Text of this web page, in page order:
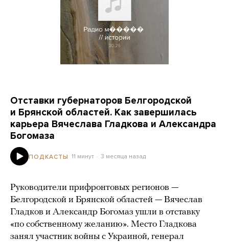
Отставки губернаторов Белгородской
и Брянской областей. Как завершилась
карьера Вячеслава Гладкова и Александра
Богомаза
ПОДКАСТЫ 11 минут 3 месяца назад
Руководители прифронтовых регионов —
Белгородской и Брянской областей — Вячеслав
Гладков и Александр Богомаз ушли в отставку
«по собственному желанию». Место Гладкова
занял участник войны с Украиной, генерал